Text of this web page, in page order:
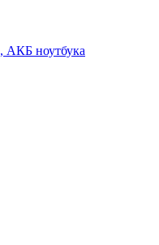
АКБ ноутбука